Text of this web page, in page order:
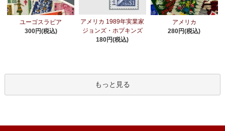
ユーゴスラビア
300円(税込)
アメリカ 1989年実業家
ジョンズ・ホプキンズ
180円(税込)
アメリカ
280円(税込)
もっと見る